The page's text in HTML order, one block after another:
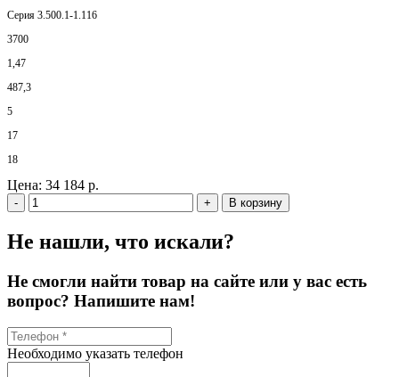
Серия 3.500.1-1.116
3700
1,47
487,3
5
17
18
Цена: 34 184 р.
- + В корзину
Не нашли, что искали?
Не смогли найти товар на сайте или у вас есть
вопрос? Напишите нам!
Необходимо указать телефон